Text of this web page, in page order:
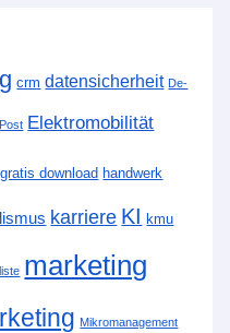
crm datensicherheit De-
Elektromobilität
gratis download handwerk
karriere KI kmu
marketing
Mikromanagement